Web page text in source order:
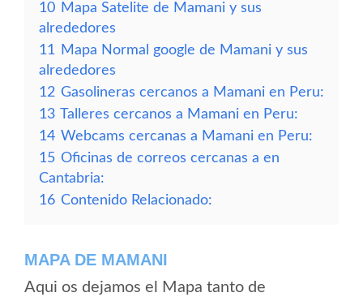
10 Mapa Satelite de Mamani y sus
alrededores
11
Mapa Normal google de Mamani y sus
alrededores
12 Gasolineras cercanos a Mamani en Peru:
13 Talleres cercanos a Mamani en Peru:
14 Webcams cercanas a Mamani en Peru:
15 Oficinas de correos cercanas a en
Cantabria:
16 Contenido Relacionado:
MAPA DE MAMANI
Aqui os dejamos el Mapa tanto de